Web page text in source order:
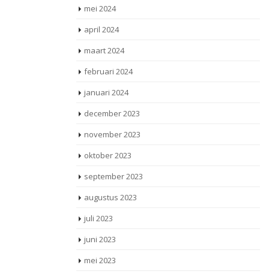
mei 2024
april 2024
maart 2024
februari 2024
januari 2024
december 2023
november 2023
oktober 2023
september 2023
augustus 2023
juli 2023
juni 2023
mei 2023